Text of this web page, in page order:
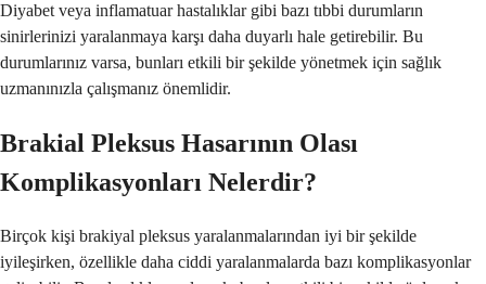
Diyabet veya inflamatuar hastalıklar gibi bazı tıbbi durumların
sinirlerinizi yaralanmaya karşı daha duyarlı hale getirebilir. Bu
durumlarınız varsa, bunları etkili bir şekilde yönetmek için sağlık
uzmanınızla çalışmanız önemlidir.
Brakial Pleksus Hasarının Olası
Komplikasyonları Nelerdir?
Birçok kişi brakiyal pleksus yaralanmalarından iyi bir şekilde
iyileşirken, özellikle daha ciddi yaralanmalarda bazı komplikasyonlar